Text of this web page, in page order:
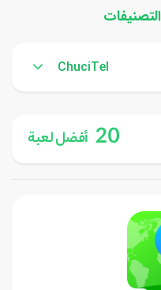
التصنيفات
ChuciTel
20 أفضل لعبة